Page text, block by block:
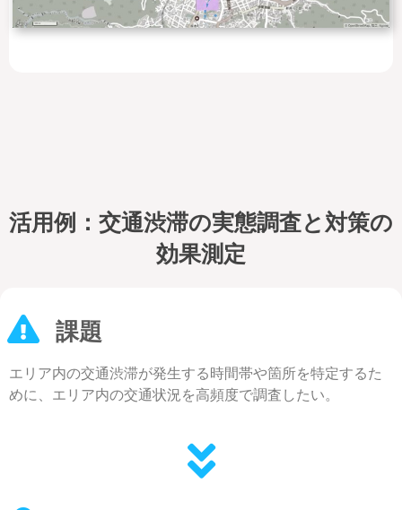
活用例：交通渋滞の実態調査と対策の
効果測定
課題
エリア内の交通渋滞が発生する時間帯や箇所を特定するた
めに、エリア内の交通状況を高頻度で調査したい。